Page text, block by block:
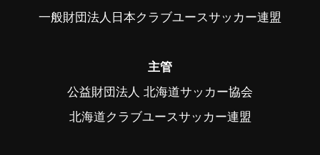
一般財団法人日本クラブユースサッカー連盟
主管
公益財団法人 北海道サッカー協会
北海道クラブユースサッカー連盟